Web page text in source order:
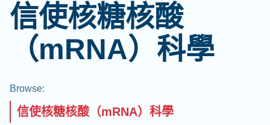
信使核糖核酸
（mRNA）科學
Browse:
信使核糖核酸（mRNA）科學